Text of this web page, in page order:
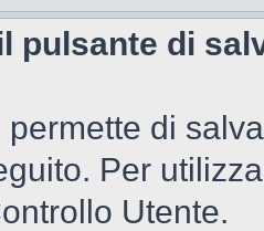
pulsante di
permette di
Per
Utente.